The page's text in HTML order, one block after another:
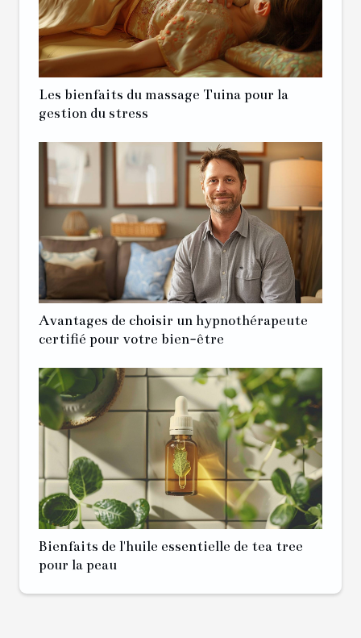
Les bienfaits du massage Tuina pour la
gestion du stress
Avantages de choisir un hypnothérapeute
certifié pour votre bien-être
Bienfaits de l'huile essentielle de tea tree
pour la peau